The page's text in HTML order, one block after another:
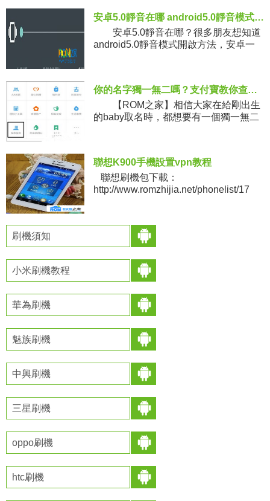
安卓5.0靜音在哪 android5.0靜音模式開啟方法
安卓5.0靜音在哪？很多朋友想知道
android5.0靜音模式開啟方法，安卓一
你的名字獨一無二嗎？支付寶教你查重名
【ROM之家】相信大家在給剛出生
的baby取名時，都想要有一個獨一無二
聯想K900手機設置vpn教程
聯想刷機包下載：
http://www.romzhijia.net/phonelist/17
刷機須知
小米刷機教程
華為刷機
魅族刷機
中興刷機
三星刷機
oppo刷機
htc刷機